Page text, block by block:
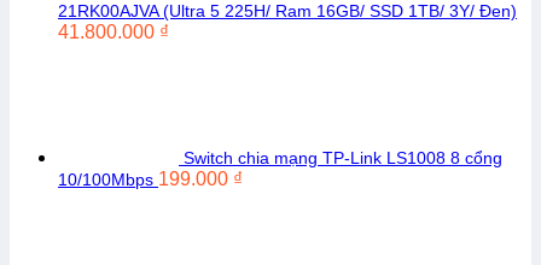
21RK00AJVA (Ultra 5 225H/ Ram 16GB/ SSD 1TB/ 3Y/ Đen)
41.800.000 ₫
Switch chia mạng TP-Link LS1008 8 cổng
10/100Mbps 199.000 ₫